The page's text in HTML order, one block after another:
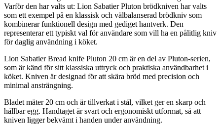
Varför den har valts ut: Lion Sabatier Pluton brödkniven har valts
som ett exempel på en klassisk och välbalanserad brödkniv som
kombinerar funktionell design med gediget hantverk. Den
representerar ett typiskt val för användare som vill ha en pålitlig kniv
för daglig användning i köket.
Lion Sabatier Bread knife Pluton 20 cm är en del av Pluton-serien,
som är känd för sitt klassiska uttryck och praktiska användbarhet i
köket. Kniven är designad för att skära bröd med precision och
minimal ansträngning.
Bladet mäter 20 cm och är tillverkat i stål, vilket ger en skarp och
hållbar egg. Handtaget är svart och ergonomiskt utformat, så att
kniven ligger bekvämt i handen under användning.